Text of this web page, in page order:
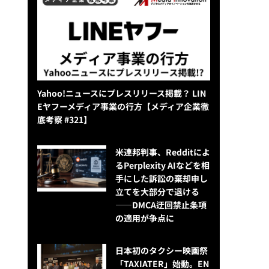
Yahoo!ニュースにプレスリリース掲載？ LIN
Eヤフーメディア事業の行方【メディア企業徹
底考察 #321】
米連邦判事、Redditによ
るPerplexity AIなどを相
手にした訴訟の棄却申し
立てを大部分で退ける
——DMCA迂回禁止条項
の適用が争点に
日本初のタクシー映画祭
「TAXIATER」始動。EN